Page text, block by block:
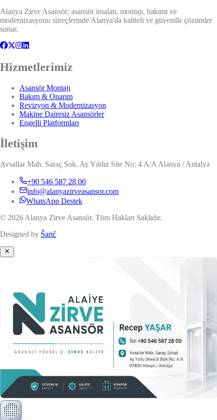
Alanya Zirve Asansör; asansör imalatı, montajı, bakımı ve
modernizasyonu süreçlerinde Alanya'da kaliteli ve güvenilir çözümler
sunar.
Hizmetlerimiz
Asansör Montajı
Bakım & Onarım
Revizyon & Modernizasyon
Makine Dairesiz Asansörler
Engelli Platformları
İletişim
Avsallar Mah. Saraç Sok. Ay Yıldız Site No: 4 A/A Alanya / Antalya
+90 546 587 28 00
info@alanyazirveasansor.com
WhatsApp Destek
© 2026 Alanya Zirve Asansör. Tüm Hakları Saklıdır.
Designed by Šarić